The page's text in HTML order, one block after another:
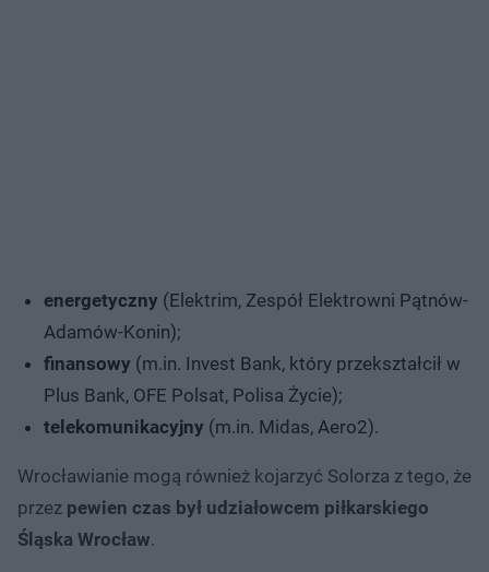
energetyczny (Elektrim, Zespół Elektrowni Pątnów-
Adamów-Konin);
finansowy (m.in. Invest Bank, który przekształcił w
Plus Bank, OFE Polsat, Polisa Życie);
telekomunikacyjny (m.in. Midas, Aero2).
Wrocławianie mogą również kojarzyć Solorza z tego, że
przez pewien czas był udziałowcem piłkarskiego
Śląska Wrocław.